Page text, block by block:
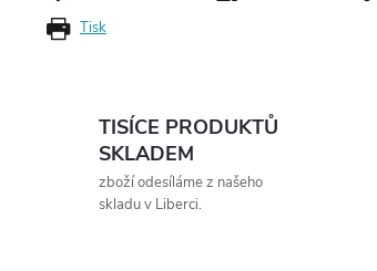
Tisk
TISÍCE PRODUKTŮ
SKLADEM
zboží odesíláme z našeho
skladu v Liberci.